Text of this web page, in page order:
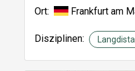
Ort: Frankfurt am
Disziplinen: